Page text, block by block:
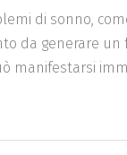
di sonno,
da generare
manifestarsi